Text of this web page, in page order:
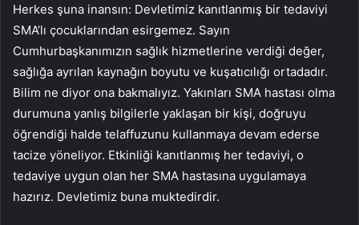
Herkes şuna inansın: Devletimiz kanıtlanmış bir tedaviyi
SMA’lı çocuklarından esirgemez. Sayın
Cumhurbaşkanımızın sağlık hizmetlerine verdiği değer,
sağlığa ayrılan kaynağın boyutu ve kuşatıcılığı ortadadır.
Bilim ne diyor ona bakmalıyız. Yakınları SMA hastası olma
durumuna yanlış bilgilerle yaklaşan bir kişi, doğruyu
öğrendiği halde telaffuzunu kullanmaya devam ederse
tacize yöneliyor. Etkinliği kanıtlanmış her tedaviyi, o
tedaviye uygun olan her SMA hastasına uygulamaya
hazırız. Devletimiz buna muktedirdir.